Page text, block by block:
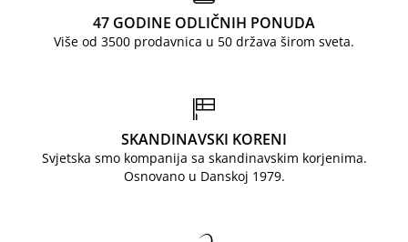
47 GODINE ODLIČNIH PONUDA
Više od 3500 prodavnica u 50 država širom sveta.
SKANDINAVSKI KORENI
Svjetska smo kompanija sa skandinavskim korjenima.
Osnovano u Danskoj 1979.